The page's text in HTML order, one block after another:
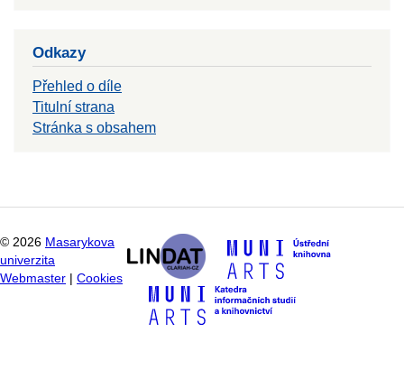
Odkazy
Přehled o díle
Titulní strana
Stránka s obsahem
© 2026 Masarykova
univerzita
Webmaster
Cookies